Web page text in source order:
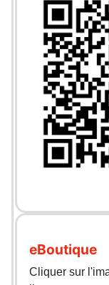
eBoutique
Cliquer sur